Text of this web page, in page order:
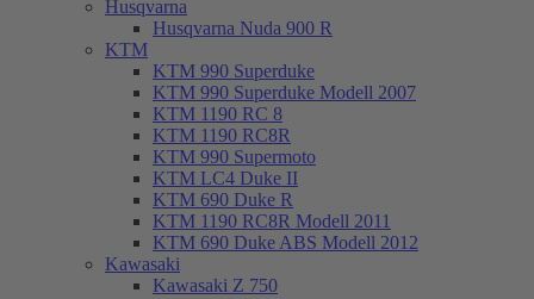
Husqvarna
Husqvarna Nuda 900 R
KTM
KTM 990 Superduke
KTM 990 Superduke Modell 2007
KTM 1190 RC 8
KTM 1190 RC8R
KTM 990 Supermoto
KTM LC4 Duke II
KTM 690 Duke R
KTM 1190 RC8R Modell 2011
KTM 690 Duke ABS Modell 2012
Kawasaki
Kawasaki Z 750